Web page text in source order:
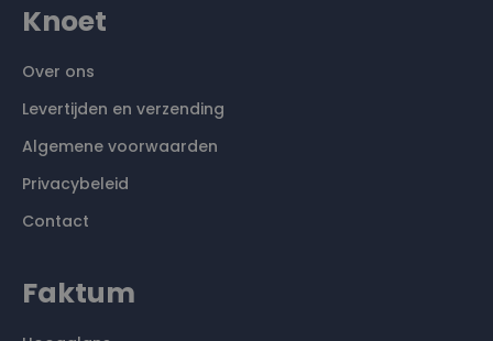
Knoet
Over ons
Levertijden en verzending
Algemene voorwaarden
Privacybeleid
Contact
Faktum